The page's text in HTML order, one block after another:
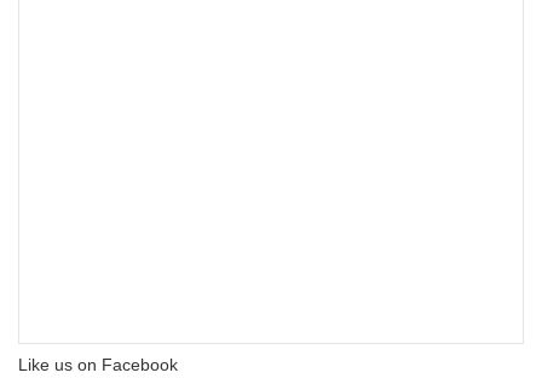
Like us on Facebook